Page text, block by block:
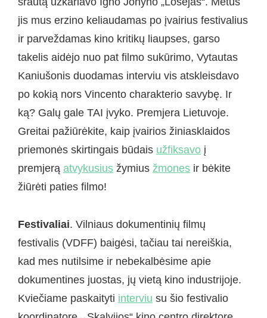
jis mus erzino keliaudamas po įvairius festivalius
ir parveždamas kino kritikų liaupses, garso
takelis aidėjo nuo pat filmo sukūrimo, Vytautas
Kaniušonis duodamas interviu vis atskleisdavo
po kokią nors Vincento charakterio savybę. Ir
ką? Galų gale TAI įvyko. Premjera Lietuvoje.
Greitai pažiūrėkite, kaip įvairios žiniasklaidos
priemonės skirtingais būdais užfiksavo į
premjerą atvykusius žymius žmones ir bėkite
žiūrėti paties filmo!
Festivaliai. Vilniaus dokumentinių filmų
festivalis (VDFF) baigėsi, tačiau tai nereiškia,
kad mes nutilsime ir nebekalbėsime apie
dokumentines juostas, jų vietą kino industrijoje.
Kviečiame paskaityti interviu su šio festivalio